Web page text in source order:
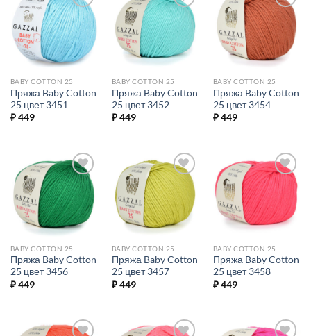
Добавить в
избранное.
BABY COTTON 25
Пряжа Baby Cotton
25 цвет 3451
₽449
Добавить в
избранное.
BABY COTTON 25
Пряжа Baby Cotton
25 цвет 3452
₽449
Добавить в
избранное.
BABY COTTON 25
Пряжа Baby Cotton
25 цвет 3454
₽449
Добавить в
избранное.
BABY COTTON 25
Пряжа Baby Cotton
25 цвет 3456
₽449
Добавить в
избранное.
BABY COTTON 25
Пряжа Baby Cotton
25 цвет 3457
₽449
Добавить в
избранное.
BABY COTTON 25
Пряжа Baby Cotton
25 цвет 3458
₽449